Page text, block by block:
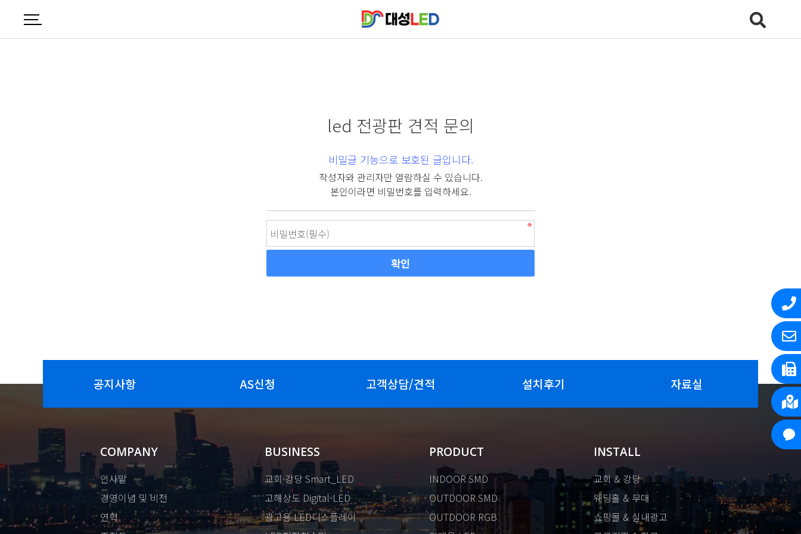
led 전광판 견적 문의
비밀글 기능으로 보호된 글입니다.
작성자와 관리자만 열람하실 수 있습니다.
본인이라면 비밀번호를 입력하세요.
공지사항 AS신청 고객상담/견적 설치후기 자료실
COMPANY
인사말
경영이념 및 비전
연혁
BUSINESS
교회·강당 Smart_LED
고해상도 Digital-LED
광고용 LED디스플레이
PRODUCT
INDOOR SMD
OUTDOOR SMD
OUTDOOR RGB
INSTALL
교회 & 강당
웨딩홀 & 무대
쇼핑몰 & 실내광고